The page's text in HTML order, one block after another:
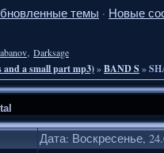
темы · Новые
, Darksage
and a small part mp3)»BAND S »
Дата: Воскресенье,